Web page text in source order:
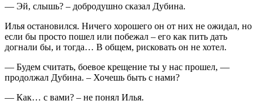
— Эй, слышь? – добродушно сказал Дубина.
Илья остановился. Ничего хорошего он от них не ожидал, но
если бы просто пошел или побежал – его как пить дать
догнали бы, и тогда… В общем, рисковать он не хотел.
— Будем считать, боевое крещение ты у нас прошел, —
продолжал Дубина. – Хочешь быть с нами?
— Как… с вами? – не понял Илья.